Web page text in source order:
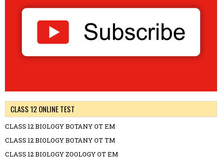
CLASS 12 ONLINE TEST
CLASS 12 BIOLOGY BOTANY OT EM
CLASS 12 BIOLOGY BOTANY OT TM
CLASS 12 BIOLOGY ZOOLOGY OT EM